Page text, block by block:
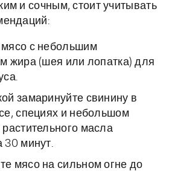
и сочным, стоит учитывать
с небольшим
жира (шея или лопатка) для
замаринуйте свинину в
специях и небольшом
растительного масла
30 минут.
мясо на сильном огне до